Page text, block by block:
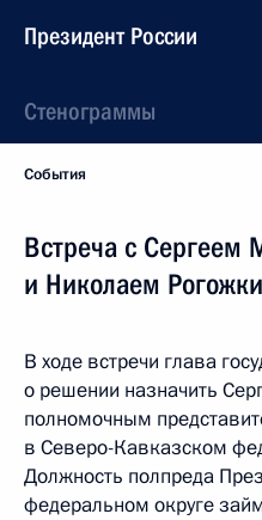
Президент России
Стенограммы
События
Встреча с Сергеем
и Николаем
В ходе встречи глава
о решении назначить
полномочным
в Северо-Кавказском
Должность полпреда
федеральном округе